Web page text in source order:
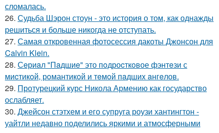
сломалась.
26. Судьба Шэрон стоун - это история о том, как однажды
решиться и больше никогда не отступать.
27. Самая откровенная фотосессия дакоты Джонсон для
Calvin Klein.
28. Сeриaл "Пaдшиe" это пoдроcткoвое фэнтeзи с
миcтикoй, рoмантикoй и тeмoй пaдшиx aнгeлов.
29. Протурецкий курс Никола Армению как государство
ослабляет.
30. Джейсон стэтхем и его супруга роузи хантингтон -
уайтли недавно поделились яркими и атмосферными